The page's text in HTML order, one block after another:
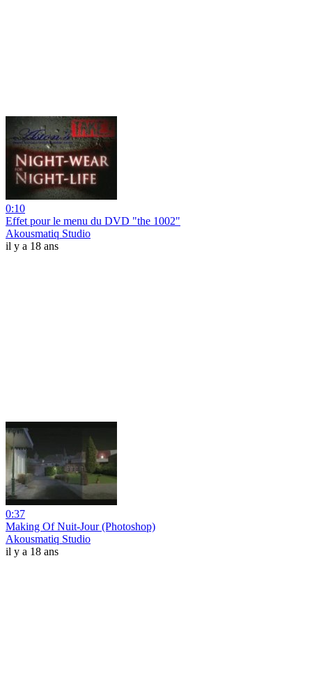
0:10
Effet pour le menu du DVD "the 1002"
Akousmatiq Studio
il y a 18 ans
0:37
Making Of Nuit-Jour (Photoshop)
Akousmatiq Studio
il y a 18 ans